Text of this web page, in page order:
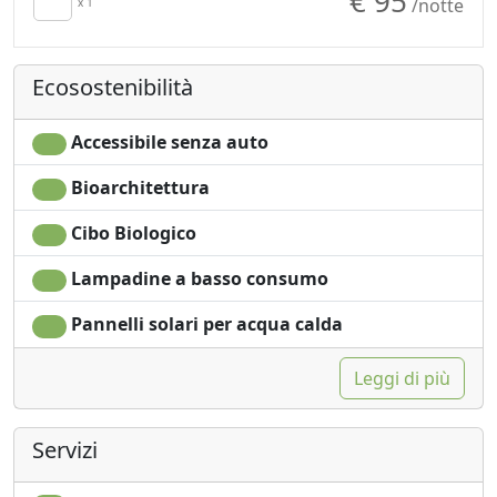
Frigobar acceso su
risparmio energetico
Asciugacapelli
Asciugamani
no monodose
/notte
Ecosostenibilità
Accessibile senza auto
Bioarchitettura
Cibo Biologico
Lampadine a basso consumo
Pannelli solari per acqua calda
Leggi di più
Servizi